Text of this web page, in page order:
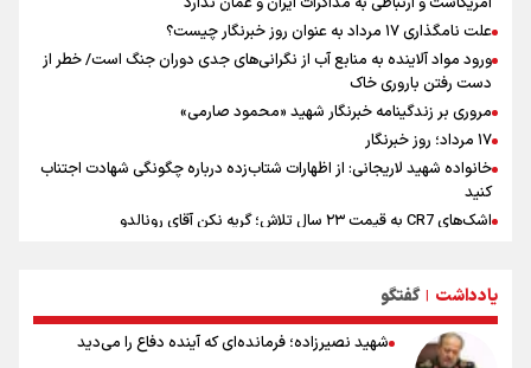
علت نامگذاری ۱۷ مرداد به عنوان روز خبرنگار چیست؟
ورود مواد آلاینده به منابع آب از نگرانی‌های جدی دوران جنگ است/ خطر از
دست رفتن باروری خاک
مروری بر زندگینامه خبرنگار شهید «محمود صارمی»
۱۷ مرداد؛ روز خبرنگار
خانواده شهید لاریجانی: از اظهارات شتاب‌زده درباره چگونگی شهادت اجتناب
کنید
اشک‌های CR7 به قیمت ۲۳ سال تلاش؛ گریه نکن آقای رونالدو
تلاش مدام برای زنده نگه داشتن هنر ایرانی
نصرتی: پاسخ بیرانوند سنخیتی با صحبت‌های علی دایی نداشت/
ملی‌پوشان نباید از خودشان تعریف کنند!
یادداشت | گفتگو
شهید نصیرزاده؛ فرمانده‌ای که آینده دفاع را می‌دید